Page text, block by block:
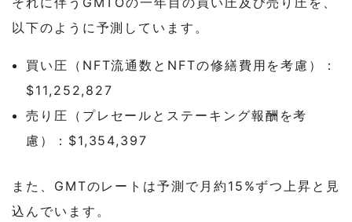
以下のように予測しています。
買い圧（NFT流通数とNFTの修繕費用を考慮）：
$11,252,827
売り圧（プレセールとステーキング報酬を考
慮）：$1,354,397
また、GMTのレートは予測で月約15%ずつ上昇と見
込んでいます。